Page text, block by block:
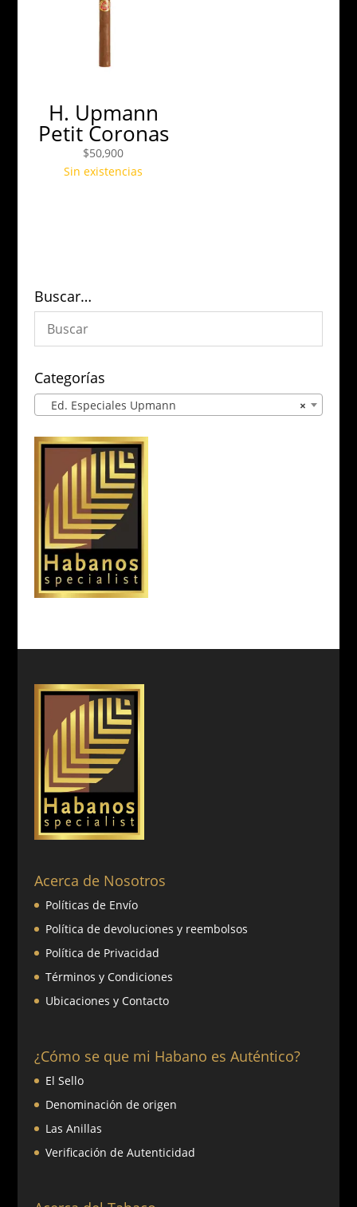
H. Upmann
Petit Coronas
$50,900
Sin existencias
Buscar…
Categorías
×
Ed. Especiales Upmann
Acerca de Nosotros
Políticas de Envío
Política de devoluciones y reembolsos
Política de Privacidad
Términos y Condiciones
Ubicaciones y Contacto
¿Cómo se que mi Habano es Auténtico?
El Sello
Denominación de origen
Las Anillas
Verificación de Autenticidad